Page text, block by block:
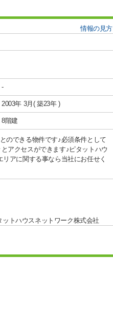
情報の見方
-
2003年 3月( 築23年 )
8階建
のできる物件です♪必須条件として
アクセスができます♪ピタットハウ
アに関する事なら当社にお任せく
トハウスネットワーク株式会社